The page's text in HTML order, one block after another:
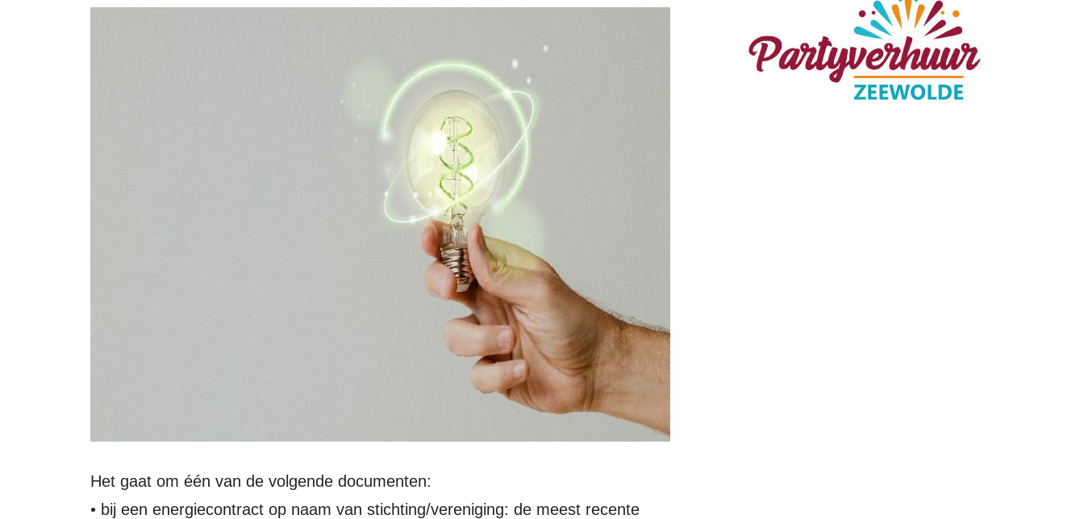
Het gaat om één van de volgende documenten:
• bij een energiecontract op naam van stichting/vereniging: de meest recente